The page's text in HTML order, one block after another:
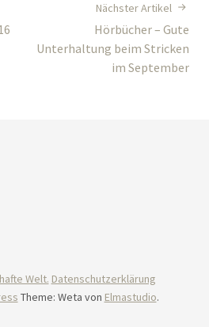
Nächster Artikel
Hörbücher – Gute
Unterhaltung beim Stricken
im September
Welt. Datenschutzerklärung
Theme: Weta von Elmastudio.